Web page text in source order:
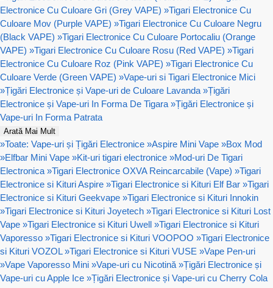
Electronice Cu Culoare Gri (Grey VAPE) »Tigari Electronice Cu
Culoare Mov (Purple VAPE) »Tigari Electronice Cu Culoare Negru
(Black VAPE) »Tigari Electronice Cu Culoare Portocaliu (Orange
VAPE) »Tigari Electronice Cu Culoare Rosu (Red VAPE) »Tigari
Electronice Cu Culoare Roz (Pink VAPE) »Tigari Electronice Cu
Culoare Verde (Green VAPE) »Vape-uri si Tigari Electronice Mici
»Țigări Electronice și Vape-uri de Culoare Lavanda »Țigări
Electronice și Vape-uri In Forma De Tigara »Țigări Electronice și
Vape-uri In Forma Patrata
Arată Mai Mult
»Toate: Vape-uri și Țigări Electronice »Aspire Mini Vape »Box Mod
»Elfbar Mini Vape »Kit-uri tigari electronice »Mod-uri De Tigari
Electronica »Tigari Electronice OXVA Reincarcabile (Vape) »Tigari
Electronice si Kituri Aspire »Tigari Electronice si Kituri Elf Bar »Tigari
Electronice si Kituri Geekvape »Tigari Electronice si Kituri Innokin
»Tigari Electronice si Kituri Joyetech »Tigari Electronice si Kituri Lost
Vape »Tigari Electronice si Kituri Uwell »Tigari Electronice si Kituri
Vaporesso »Tigari Electronice si Kituri VOOPOO »Tigari Electronice
si Kituri VOZOL »Tigari Electronice si Kituri VUSE »Vape Pen-uri
»Vape Vaporesso Mini »Vape-uri cu Nicotină »Țigări Electronice și
Vape-uri cu Apple Ice »Țigări Electronice și Vape-uri cu Cherry Cola